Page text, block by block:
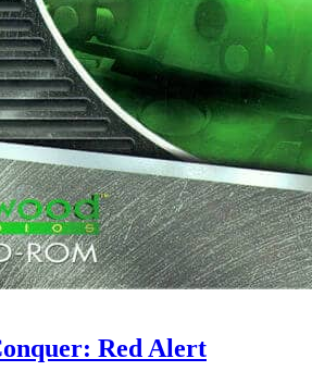
Red Alert